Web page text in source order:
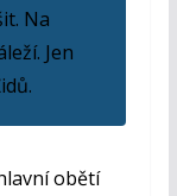
Na
Jen
obětí